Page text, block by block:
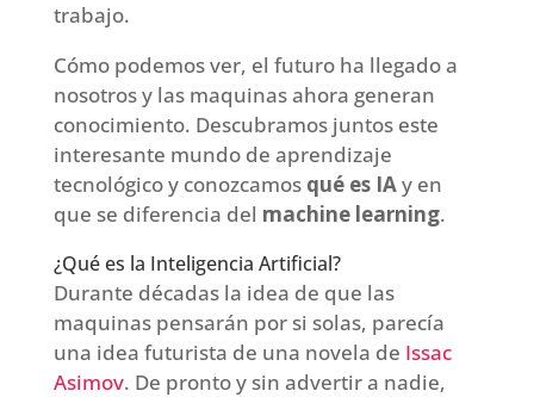
trabajo.
Cómo podemos ver, el futuro ha llegado a
nosotros y las maquinas ahora generan
conocimiento. Descubramos juntos este
interesante mundo de aprendizaje
tecnológico y conozcamos qué es IAy en
que se diferencia del machine learning.
¿Qué es la Inteligencia Artificial?
Durante décadas la idea de que las
maquinas pensarán por si solas, parecía
una idea futurista de una novela de Issac
Asimov. De pronto y sin advertir a nadie,